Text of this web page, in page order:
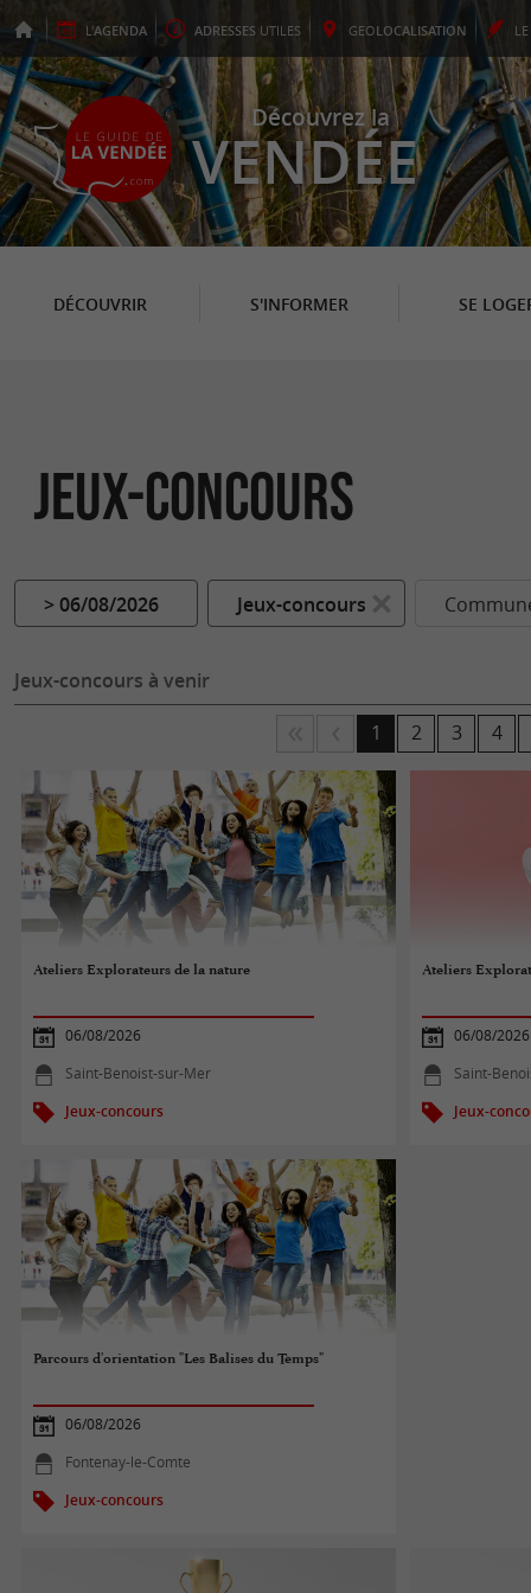
L'AGENDA ADRESSES UTILES GEOLOCALISATION LE
Découvrez la
VENDÉE
DÉCOUVRIR S'INFORMER SE
Jeux-concours
> 06/08/2026 Jeux-concours
Jeux-concours à venir
1 2 3 4
Ateliers Explorateurs de la nature
06/08/2026
Saint-Benoist-sur-Mer
Jeux-concours
Ateliers
06/08/2026
Saint-
Jeux-
Parcours d'orientation "Les Balises du Temps"
06/08/2026
Fontenay-le-Comte
Jeux-concours